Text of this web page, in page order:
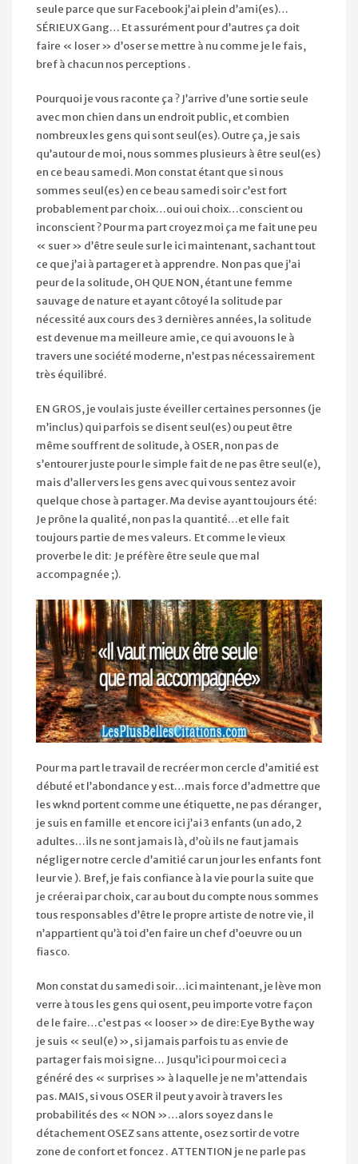
seule parce que sur Facebook j’ai plein d’ami(es)…
SÉRIEUX Gang… Et assurément pour d’autres ça doit
faire « loser » d’oser se mettre à nu comme je le fais,
bref à chacun nos perceptions .
Pourquoi je vous raconte ça ? J’arrive d’une sortie seule
avec mon chien dans un endroit public, et combien
nombreux les gens qui sont seul(es). Outre ça, je sais
qu’autour de moi, nous sommes plusieurs à être seul(es)
en ce beau samedi. Mon constat étant que si nous
sommes seul(es) en ce beau samedi soir c’est fort
probablement par choix…oui oui choix…conscient ou
inconscient ? Pour ma part croyez moi ça me fait une peu
« suer » d’être seule sur le ici maintenant, sachant tout
ce que j’ai à partager et à apprendre. Non pas que j’ai
peur de la solitude, OH QUE NON, étant une femme
sauvage de nature et ayant côtoyé la solitude par
nécessité aux cours des 3 dernières années, la solitude
est devenue ma meilleure amie, ce qui avouons le à
travers une société moderne, n’est pas nécessairement
très équilibré.
EN GROS, je voulais juste éveiller certaines personnes (je
m’inclus) qui parfois se disent seul(es) ou peut être
même souffrent de solitude, à OSER, non pas de
s’entourer juste pour le simple fait de ne pas être seul(e),
mais d’aller vers les gens avec qui vous sentez avoir
quelque chose à partager. Ma devise ayant toujours été:
Je prône la qualité, non pas la quantité…et elle fait
toujours partie de mes valeurs. Et comme le vieux
proverbe le dit: Je préfère être seule que mal
accompagnée ;).
Pour ma part le travail de recréer mon cercle d’amitié est
débuté et l’abondance y est…mais force d’admettre que
les wknd portent comme une étiquette, ne pas déranger,
je suis en famille et encore ici j’ai 3 enfants (un ado, 2
adultes…ils ne sont jamais là, d’où ils ne faut jamais
négliger notre cercle d’amitié car un jour les enfants font
leur vie ). Bref, je fais confiance à la vie pour la suite que
je créerai par choix, car au bout du compte nous sommes
tous responsables d’être le propre artiste de notre vie, il
n’appartient qu’à toi d’en faire un chef d’oeuvre ou un
fiasco.
Mon constat du samedi soir…ici maintenant, je lève mon
verre à tous les gens qui osent, peu importe votre façon
de le faire…c’est pas « looser » de dire: Eye By the way
je suis « seul(e) », si jamais parfois tu as envie de
partager fais moi signe… Jusqu’ici pour moi ceci a
généré des « surprises » à laquelle je ne m’attendais
pas. MAIS, si vous OSER il peut y avoir à travers les
probabilités des « NON »…alors soyez dans le
détachement OSEZ sans attente, osez sortir de votre
zone de confort et foncez. ATTENTION je ne parle pas